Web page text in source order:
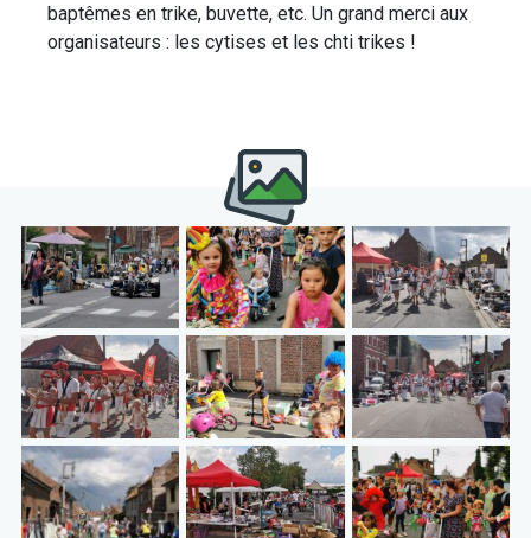
baptêmes en trike, buvette, etc. Un grand merci aux
organisateurs : les cytises et les chti trikes !